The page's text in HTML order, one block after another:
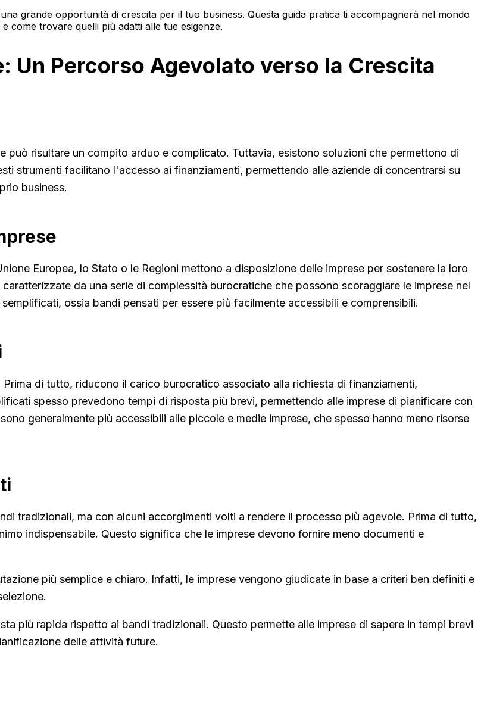
grande opportunità di crescita per il tuo business. Questa guida pratica ti accompagnerà nel mondo
come trovare quelli più adatti alle tue esigenze.
Un Percorso Agevolato verso la Crescita
può risultare un compito arduo e complicato. Tuttavia, esistono soluzioni che permettono di
strumenti facilitano l'accesso ai finanziamenti, permettendo alle aziende di concentrarsi su
business.
Europea, lo Stato o le Regioni mettono a disposizione delle imprese per sostenere la loro
da una serie di complessità burocratiche che possono scoraggiare le imprese nel
ossia bandi pensati per essere più facilmente accessibili e comprensibili.
di tutto, riducono il carico burocratico associato alla richiesta di finanziamenti,
spesso prevedono tempi di risposta più brevi, permettendo alle imprese di pianificare con
generalmente più accessibili alle piccole e medie imprese, che spesso hanno meno risorse
tradizionali, ma con alcuni accorgimenti volti a rendere il processo più agevole. Prima di tutto,
indispensabile. Questo significa che le imprese devono fornire meno documenti e
più semplice e chiaro. Infatti, le imprese vengono giudicate in base a criteri ben definiti e
più rapida rispetto ai bandi tradizionali. Questo permette alle imprese di sapere in tempi brevi
delle attività future.